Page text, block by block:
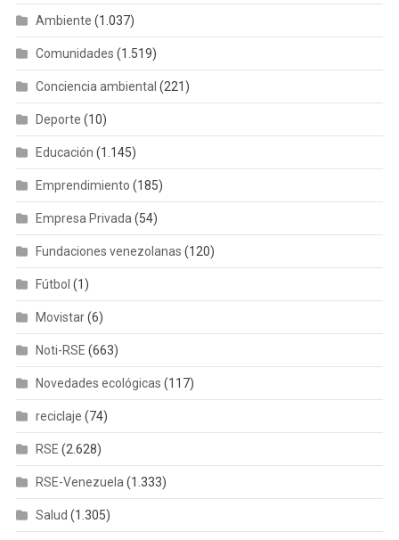
Ambiente (1.037)
Comunidades (1.519)
Conciencia ambiental (221)
Deporte (10)
Educación (1.145)
Emprendimiento (185)
Empresa Privada(54)
Fundaciones venezolanas (120)
Fútbol (1)
Movistar(6)
Noti-RSE (663)
Novedades ecológicas (117)
reciclaje (74)
RSE (2.628)
RSE-Venezuela(1.333)
Salud (1.305)